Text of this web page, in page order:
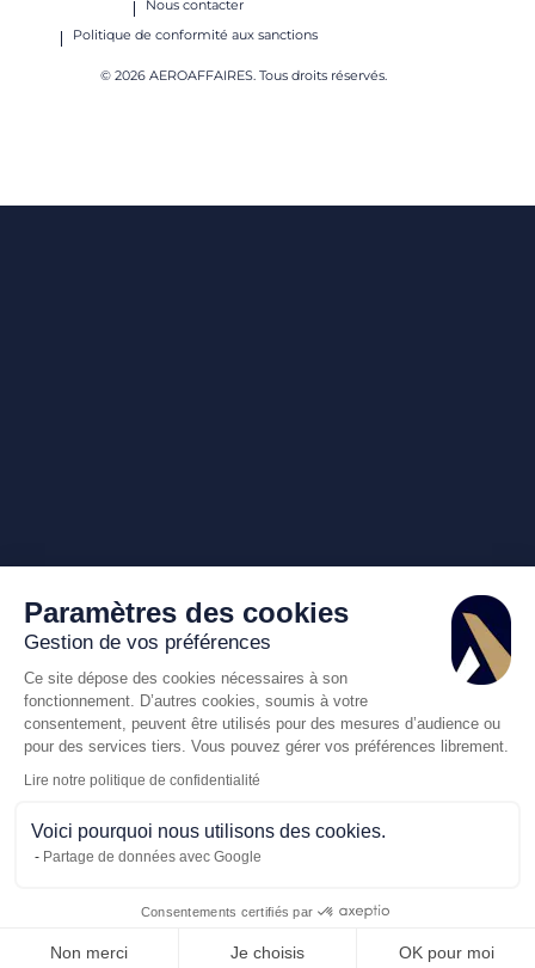
Nous contacter
Politique de conformité aux sanctions
© 2026 AEROAFFAIRES. Tous droits réservés.
Paramètres des cookies
Gestion de vos préférences
Ce site dépose des cookies nécessaires à son
fonctionnement. D’autres cookies, soumis à votre
consentement, peuvent être utilisés pour des mesures d’audience ou
pour des services tiers. Vous pouvez gérer vos préférences librement.
Lire notre politique de confidentialité
Voici pourquoi nous utilisons des cookies.
Partage de données avec Google
Consentements certifiés par
Non merci Je choisis OK pour moi